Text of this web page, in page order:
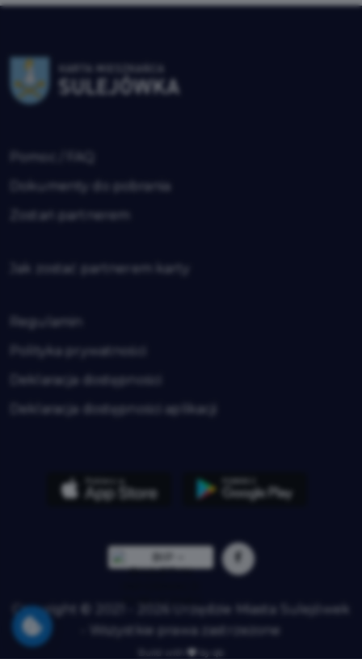
Dokumenty do pobrania
Zostań partnerem
Jak zostać partnerem karty
Regulamin
Polityka prywatności
Deklaracja dostępności
Deklaracja dostępności aplikacji
Copyright © 2021 - 2026 Urzędzie Miasta Sulejówek
- Wszystkie prawa zastrzeżone